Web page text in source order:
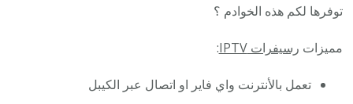
توفرها لكم هذه الخوادم ؟
مميزات رسيفرات IPTV :
تعمل بالأنترنت واي فاير او اتصال عبر الكيبل